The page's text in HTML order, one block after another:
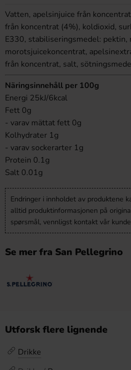
Vatten, apelsinjuice från
från koncentrat (4%), koldioxid,
E330, stabiliseringsmedel: pektin,
morotsjuicekoncentrat,
från koncentrat, salt,
Näringsinnehåll per 100g
Energi 25kJ/6kcal
Fett 0g
- varav mättat fett 0g
Kolhydrater 1g
- varav sockerarter 1g
Protein 0.1g
Salt 0.01g
Endringer i innholdet av produktene
alltid produktinformasjonen på
spørsmål, vennligst kontakt vår
Se mer fra San Pellegrino
Utforsk flere lignende
Drikke